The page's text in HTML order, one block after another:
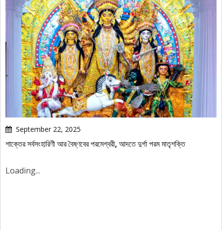
September 22, 2025
শাক্তের সর্বসংহারিণী আর বৈষ্ণবের পরমেশ্বরী, আদতে দুর্গা পরম মাতৃশক্তি
Loading...